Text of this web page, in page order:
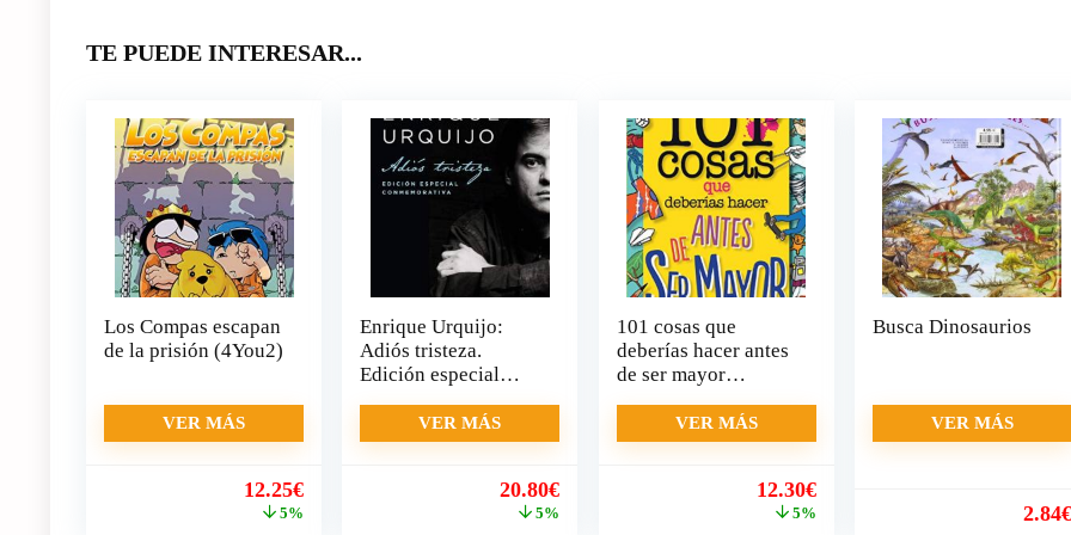
TE PUEDE INTERESAR...
Los Compas escapan
de la prisión (4You2)
VER MÁS
El
precio
12.25€El
5%
Enrique Urquijo:
Adiós tristeza.
Edición especial
(Música y cine)
VER MÁS
El
precio
20.80€El
5%
101 cosas que
deberías hacer antes
de ser mayor
VER MÁS
El
precio
12.30€El
precio
5%
Busca Dinosaurios
VER MÁS
2.84€